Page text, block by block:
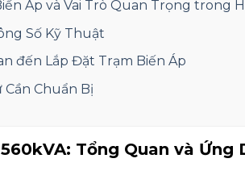
Áp và Vai Trò Quan Trọng trong
Số Kỹ Thuật
đến Lắp Đặt Trạm Biến Áp
Cần Chuẩn Bị
Tổng Quan và Ứng